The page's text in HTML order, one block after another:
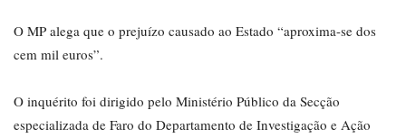
O MP alega que o prejuízo causado ao Estado “aproxima-se dos
cem mil euros”.
O inquérito foi dirigido pelo Ministério Público da Secção
especializada de Faro do Departamento de Investigação e Ação